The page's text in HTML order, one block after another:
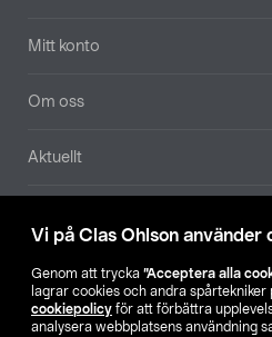
Vi på Clas Ohlson använder
Genom att trycka ”Acceptera alla
lagrar cookies och andra spårtekniker
cookiepolicy för att förbättra
analysera webbplatsens användning
Mitt konto
Om oss
Aktuellt
Hitta
SE NO